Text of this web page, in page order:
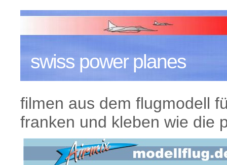
swiss power planes
filmen aus dem flugmodell
franken und kleben wie die